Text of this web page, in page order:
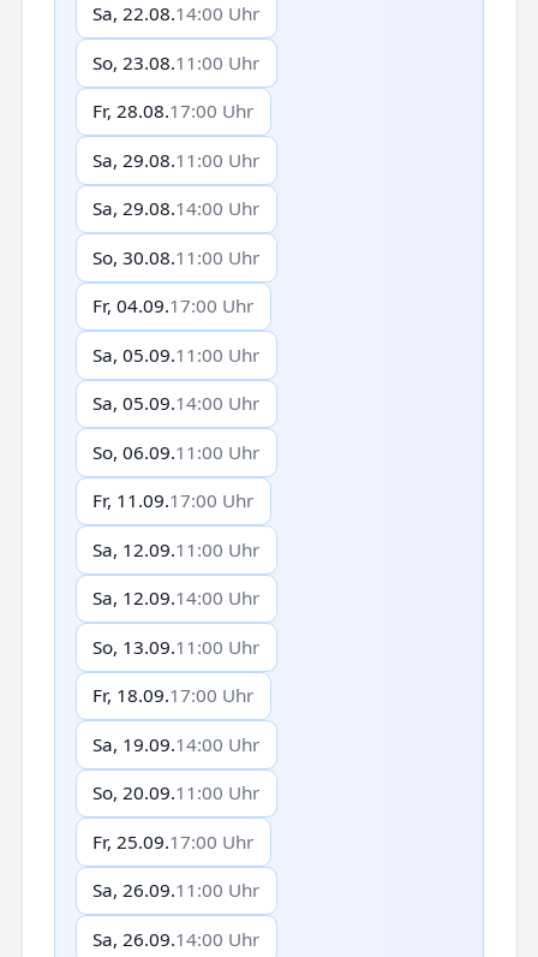
Sa, 22.08.14:00 Uhr
So, 23.08.11:00 Uhr
Fr, 28.08.17:00 Uhr
Sa, 29.08.11:00 Uhr
Sa, 29.08.14:00 Uhr
So, 30.08.11:00 Uhr
Fr, 04.09.17:00 Uhr
Sa, 05.09.11:00 Uhr
Sa, 05.09.14:00 Uhr
So, 06.09.11:00 Uhr
Fr, 11.09.17:00 Uhr
Sa, 12.09.11:00 Uhr
Sa, 12.09.14:00 Uhr
So, 13.09.11:00 Uhr
Fr, 18.09.17:00 Uhr
Sa, 19.09.14:00 Uhr
So, 20.09.11:00 Uhr
Fr, 25.09.17:00 Uhr
Sa, 26.09.11:00 Uhr
Sa, 26.09.14:00 Uhr